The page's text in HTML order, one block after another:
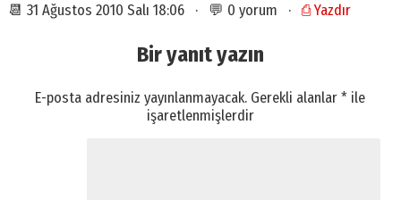
📆 31 Ağustos 2010 Salı 18:06 · 💬 0 yorum · ⎙ Yazdır
Bir yanıt yazın
E-posta adresiniz yayınlanmayacak. Gerekli alanlar* ile
işaretlenmişlerdir